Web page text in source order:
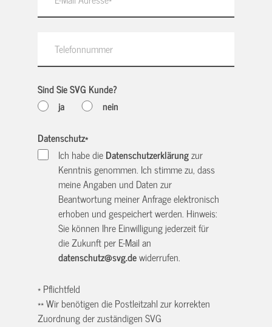
Sind Sie SVG Kunde?
ja
nein
Datenschutz*
Ich habe dieDatenschutzerklärungzur
Kenntnis genommen. Ich stimme zu, dass
meine Angaben und Daten zur
Beantwortung meiner Anfrage elektronisch
erhoben und gespeichert werden. Hinweis:
Sie können Ihre Einwilligung jederzeit für
die Zukunft per E-Mail an
datenschutz@svg.dewiderrufen.
* Pflichtfeld
** Wir benötigen die Postleitzahl zur korrekten
Zuordnung der zuständigen SVG